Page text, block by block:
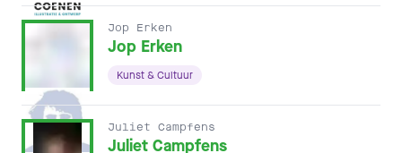
Jop Erken
Jop Erken
Kunst & Cultuur
Juliet Campfens
Juliet Campfens